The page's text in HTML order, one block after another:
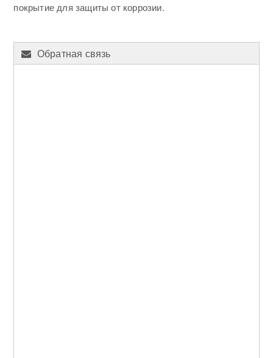
покрытие для защиты от коррозии.
Обратная связь